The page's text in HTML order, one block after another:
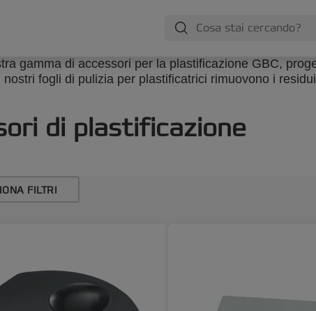
gamma di accessori per la plastificazione GBC,
nostri fogli di pulizia per plastificatrici rimuovono i
di plastificazione
FILTRI